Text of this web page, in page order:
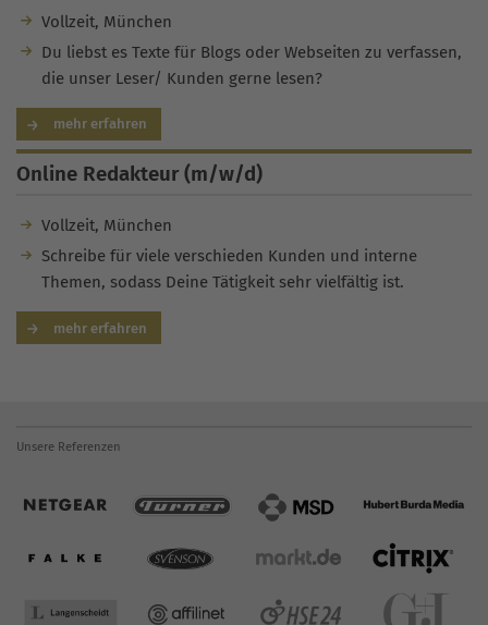
Vollzeit, München
Du liebst es Texte für Blogs oder Webseiten zu verfassen,
die unser Leser/ Kunden gerne lesen?
mehr erfahren
Online Redakteur (m/w/d)
Vollzeit, München
Schreibe für viele verschieden Kunden und interne
Themen, sodass Deine Tätigkeit sehr vielfältig ist.
mehr erfahren
Unsere Referenzen